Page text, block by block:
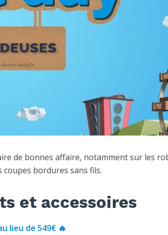
de bonnes affaire, notamment sur les
coupes bordures sans fils.
et accessoires
lieu de 549€ 🔥